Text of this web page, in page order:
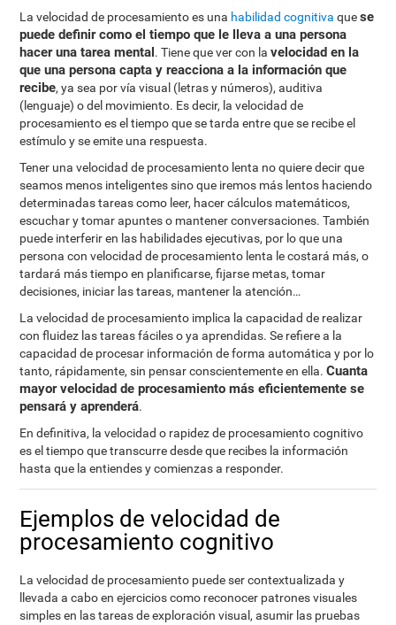
La velocidad de procesamiento es una habilidad cognitiva quese
puede definir como el tiempo que le lleva a una persona
hacer una tarea mental. Tiene que ver con lavelocidad en la
que una persona capta y reacciona a la información que
recibe, ya sea por vía visual (letras y números), auditiva
(lenguaje) o del movimiento. Es decir, la velocidad de
procesamiento es el tiempo que se tarda entre que se recibe el
estímulo y se emite una respuesta.
Tener una velocidad de procesamiento lenta no quiere decir que
seamos menos inteligentes sino que iremos más lentos haciendo
determinadas tareas como leer, hacer cálculos matemáticos,
escuchar y tomar apuntes o mantener conversaciones. También
puede interferir en las habilidades ejecutivas, por lo que una
persona con velocidad de procesamiento lenta le costará más, o
tardará más tiempo en planificarse, fijarse metas, tomar
decisiones, iniciar las tareas, mantener la atención…
La velocidad de procesamiento implica la capacidad de realizar
con fluidez las tareas fáciles o ya aprendidas. Se refiere a la
capacidad de procesar información de forma automática y por lo
tanto, rápidamente, sin pensar conscientemente en ella.Cuanta
mayor velocidad de procesamiento más eficientemente se
pensará y aprenderá.
En definitiva, la velocidad o rapidez de procesamiento cognitivo
es el tiempo que transcurre desde que recibes la información
hasta que la entiendes y comienzas a responder.
Ejemplos de velocidad de
procesamiento cognitivo
La velocidad de procesamiento puede ser contextualizada y
llevada a cabo en ejercicios como reconocer patrones visuales
simples en las tareas de exploración visual, asumir las pruebas